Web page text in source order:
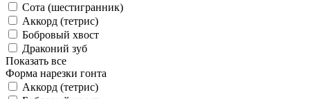
Сота (шестигранник)
Аккорд (тетрис)
Бобровый хвост
Драконий зуб
Показать все
Форма нарезки гонта
Аккорд (тетрис)